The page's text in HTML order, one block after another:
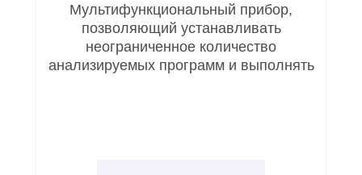
Мультифункциональный прибор,
позволяющий устанавливать
неограниченное количество
анализируемых программ и выполнять